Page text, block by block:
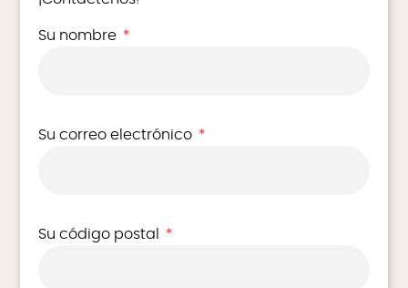
Su nombre *
Su correo electrónico *
Su código postal *